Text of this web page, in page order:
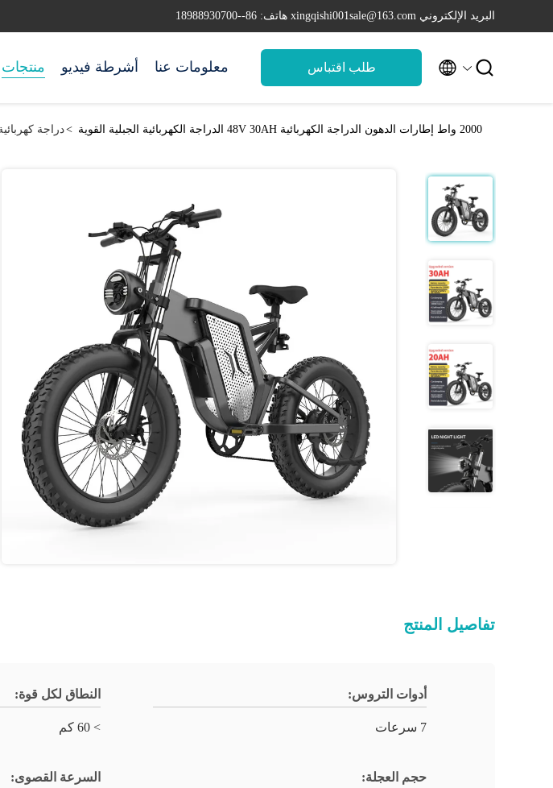
البريد الإلكتروني xingqishi001sale@163.com هاتف: 86--18988930700
منتجات أشرطة فيديو معلومات عنا طلب اقتباس  
دراجة كهربائية 20> 2000 واط إطارات الدهون الدراجة الكهربائية 48V 30AH الدراجة الكهربائية الجبلية القوية
تفاصيل المنتج
أدوات التروس:
7 سرعات
النطاق لكل قوة:
> 60 كم
حجم العجلة: السرعة القصوى: